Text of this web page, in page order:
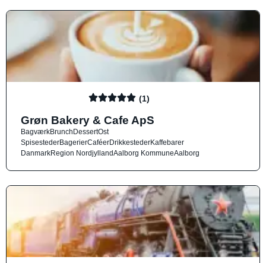
(1)
Grøn Bakery & Cafe ApS
BagværkBrunchDessertOst
SpisestederBagerierCaféerDrikkestederKaffebarer
DanmarkRegion NordjyllandAalborg KommuneAalborg